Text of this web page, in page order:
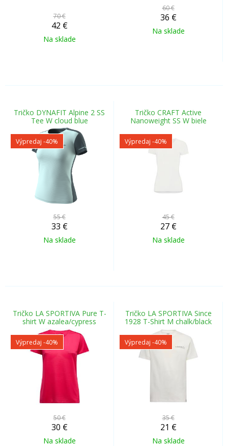
70 €
42 €
Na sklade
60 €
36 €
Na sklade
Tričko DYNAFIT Alpine 2 SS
Tee W cloud blue
Výpredaj -40%
55 €
33 €
Na sklade
Tričko CRAFT Active
Nanoweight SS W biele
Výpredaj -40%
45 €
27 €
Na sklade
Tričko LA SPORTIVA Pure T-
shirt W azalea/cypress
Výpredaj -40%
50 €
30 €
Na sklade
Tričko LA SPORTIVA Since
1928 T-Shirt M chalk/black
Výpredaj -40%
35 €
21 €
Na sklade